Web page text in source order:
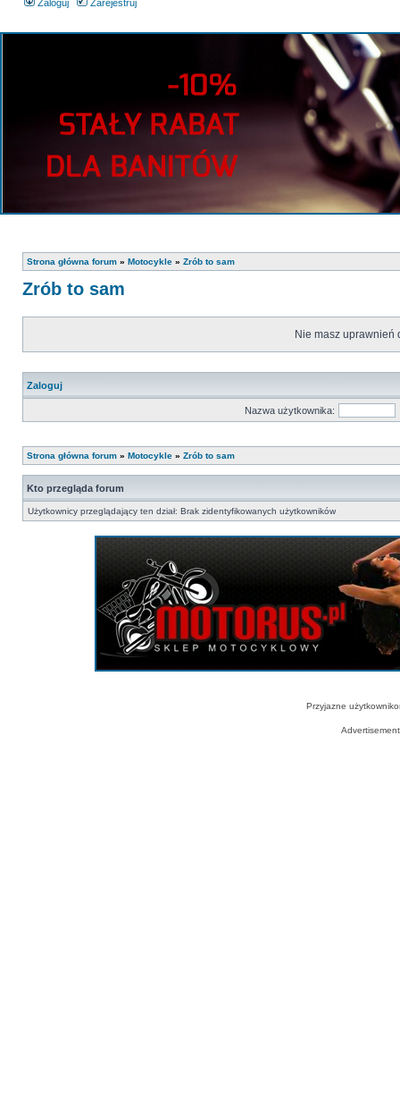
Zaloguj Zarejestruj
Strona główna forum » Motocykle » Zrób to sam
Zrób to sam
Nie masz uprawnień
Zaloguj
Nazwa użytkownika:
Strona główna forum » Motocykle » Zrób to sam
Kto przegląda forum
Użytkownicy przeglądający ten dział: Brak zidentyfikowanych użytkowników
Przyjazne